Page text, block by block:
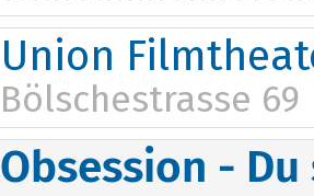
Union
Bölschestrasse 69
10:15 17:30
Obsession -